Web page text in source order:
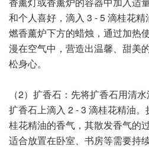
和个人喜好，滴入 3 - 5 滴桂花
燃香薰炉下方的蜡烛，通过加热
漫在空气中，营造出温馨、甜美
松身心。
（2）扩香石：先将扩香石用清
扩香石上滴入 2 - 3 滴桂花精油
桂花精油的香气，其散发香气的
适合放置在卧室、书房等需要持